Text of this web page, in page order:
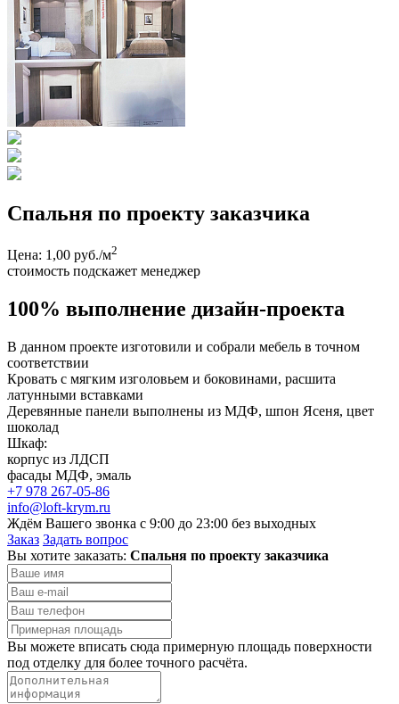
Спальня по проекту заказчика
Цена: 1,00 руб./м2
стоимость подскажет менеджер
100% выполнение дизайн-проекта
В данном проекте изготовили и собрали мебель в точном
соответствии
Кровать с мягким изголовьем и боковинами, расшита
латунными вставками
Деревянные панели выполнены из МДФ, шпон Ясеня, цвет
шоколад
Шкаф:
корпус из ЛДСП
фасады МДФ, эмаль
+7 978 267-05-86
info@loft-krym.ru
Ждём Вашего звонка с 9:00 до 23:00 без выходных
Заказ Задать вопрос
Вы хотите заказать: Спальня по проекту заказчика
Вы можете вписать сюда примерную площадь поверхности
под отделку для более точного расчёта.